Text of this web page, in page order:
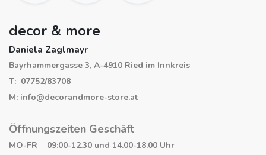
decor & more
Daniela Zaglmayr
Bayrhammergasse 3, A-4910 Ried im Innkreis
T: 07752/83708
M: info@decorandmore-store.at
Öffnungszeiten Geschäft
MO-FR 09:00-12.30 und 14.00-18.00 Uhr